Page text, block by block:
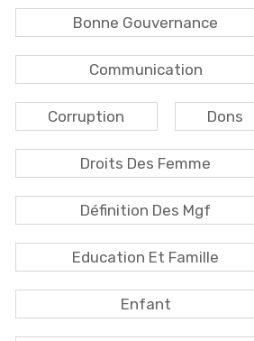
Bonne Gouvernance
Communication
Corruption Dons
Droits Des Femme
Définition Des Mgf
Education Et Famille
Enfant